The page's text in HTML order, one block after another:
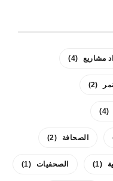
مشاريع (4)
(2)
(4)
الصحافة (2)
(1) الصحفيات (1)